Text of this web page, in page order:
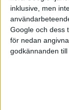
inklusive, men
Google och dess
för nedan
godkännanden till
De tävlande är
norr om Mälaren
tvärtom.
Örebro Slott).